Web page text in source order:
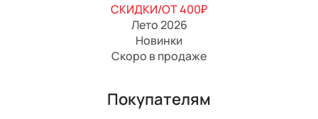
СКИДКИ/ОТ 400₽
Лето 2026
Новинки
Скоро в продаже
Покупателям